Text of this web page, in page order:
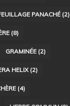
PANACHÉ(2)
(8)
GRAMINÉE(2)
HELIX(2)
(4)